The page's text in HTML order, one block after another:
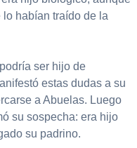
lo habían traído de la
ser hijo de
estas dudas a su
a Abuelas. Luego
su sospecha: era hijo
su padrino.